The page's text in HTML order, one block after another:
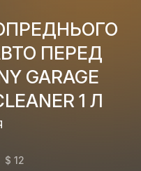
ПЕРЕД
GARAGE
1 Л
$ 12